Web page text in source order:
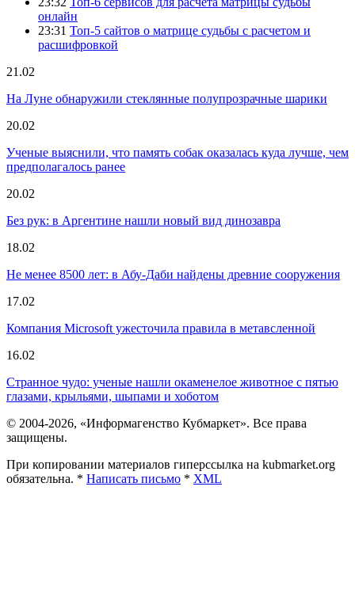
онлайн
23:31 Топ-5 сайтов о матрице судьбы с расчетом и
расшифровкой
21.02
На Луне обнаружили стеклянные полупрозрачные шарики
20.02
Ученые выяснили, что память собак оказалась куда лучше, чем
предполагалось ранее
20.02
Без рук: в Аргентине нашли новый вид динозавра
18.02
Не менее 8500 лет: в Абу-Даби найдены древние сооружения
17.02
Компания Microsoft ужесточила правила в метавсленной
16.02
Странное чудо: ученые нашли окаменелое животное с пятью
глазами, крыльями, шыпами и хоботом
© 2004-2026, «Информагенство Кубмаркет». Все права
защищены.
При копировании материалов гиперссылка на kubmarket.org
обязательна. * Написать письмо * XML